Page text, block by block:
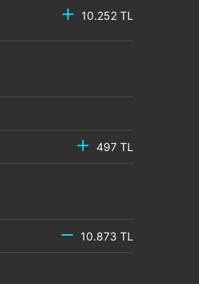
10.252 TL
497 TL
10.873 TL